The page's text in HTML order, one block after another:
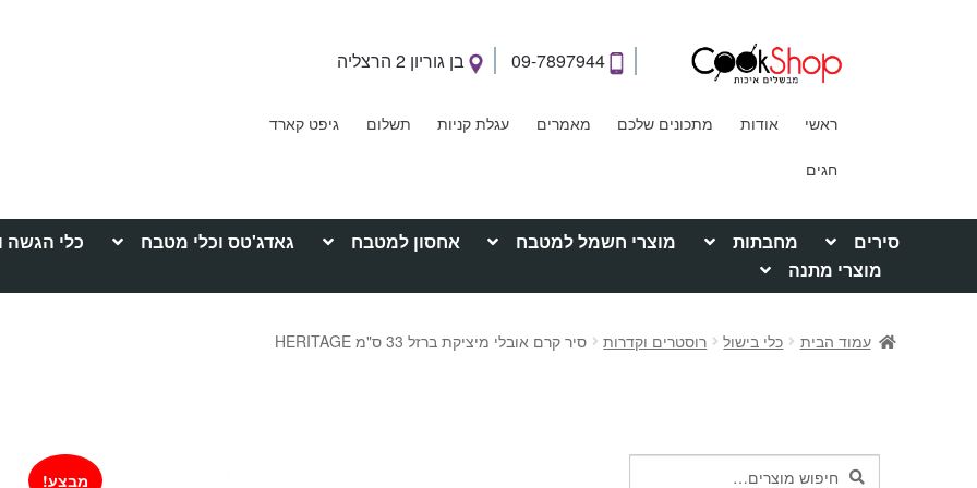
09-7897944 בן גוריון 2 הרצליה
ראשי אודות מתכונים שלכם מאמרים עגלת קניות תשלום גיפט קארד
חגים
סירים מחבתות מוצרי חשמל למטבח אחסון למטבח גאדג'טס וכלי מטבח כלי הגשה
מוצרי מתנה
עמוד הבית כלי בישול רוסטרים וקדרות סיר קרם אובלי מיציקת ברזל 33 ס"מ HERITAGE
מבצע!
חיפושחיפוש